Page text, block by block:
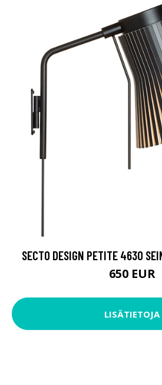
SECTO DESIGN PETITE 4630
650 EUR
LISÄTIETOJA